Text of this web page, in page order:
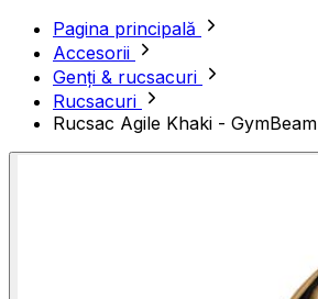
Pagina principală
Accesorii
Genți & rucsacuri
Rucsacuri
Rucsac Agile Khaki - GymBeam